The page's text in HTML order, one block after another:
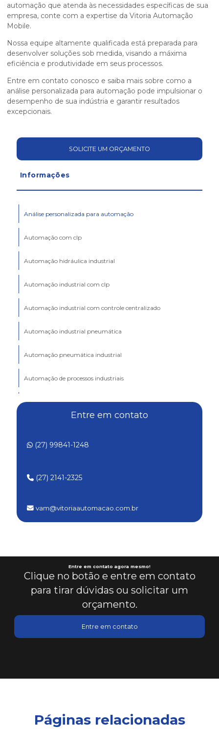
automação que atenda às necessidades específicas de sua
empresa, conte com a expertise da Vitoria Automação
Mobile.
Nossa equipe altamente qualificada está preparada para
desenvolver soluções sob medida, visando a máxima
eficiência e produtividade em seus processos.
Entre em contato conosco e saiba mais sobre como a
análise personalizada para automação pode impulsionar o
desempenho de sua indústria e garantir resultados
excepcionais.
SOLICITE UM ORÇAMENTO
Informações
Análise personalizada para automação
Automação com clp
Automação hidráulica industrial
Automação industrial com clp
Automação industrial com controle centralizado
Automação industrial pneumática
Automação pneumática industrial
Automação de processos industriais
Automação robótica industrial
Configuração de clp personalizada
Configuração de clp para processos industriais
Consultoria em clp para automação
Design de ihm intuitivo
Empresa de automação
Entre em contato
(27) 99841-1248
(27) 2141-2325
vam@vitoriaautomacao.com.br
Entre em contato agora mesmo!
Clique no botão e entre em contato
para tirar dúvidas ou solicitar um
orçamento.
Entre em contato
Páginas relacionadas